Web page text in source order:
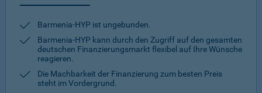
Barmenia-HYP ist ungebunden.
Barmenia-HYP kann durch den Zugriff auf den gesamten
deutschen Finanzierungsmarkt flexibel auf Ihre Wünsche
reagieren.
Die Machbarkeit der Finanzierung zum besten Preis
steht im Vordergrund.